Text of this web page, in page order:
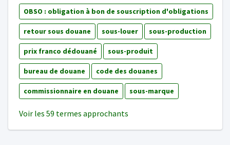
OBSO : obligation à bon de souscription d'obligations
retour sous douane sous-louer sous-production
prix franco dédouané sous-produit
bureau de douane code des douanes
commissionnaire en douane sous-marque
Voir les 59 termes approchants